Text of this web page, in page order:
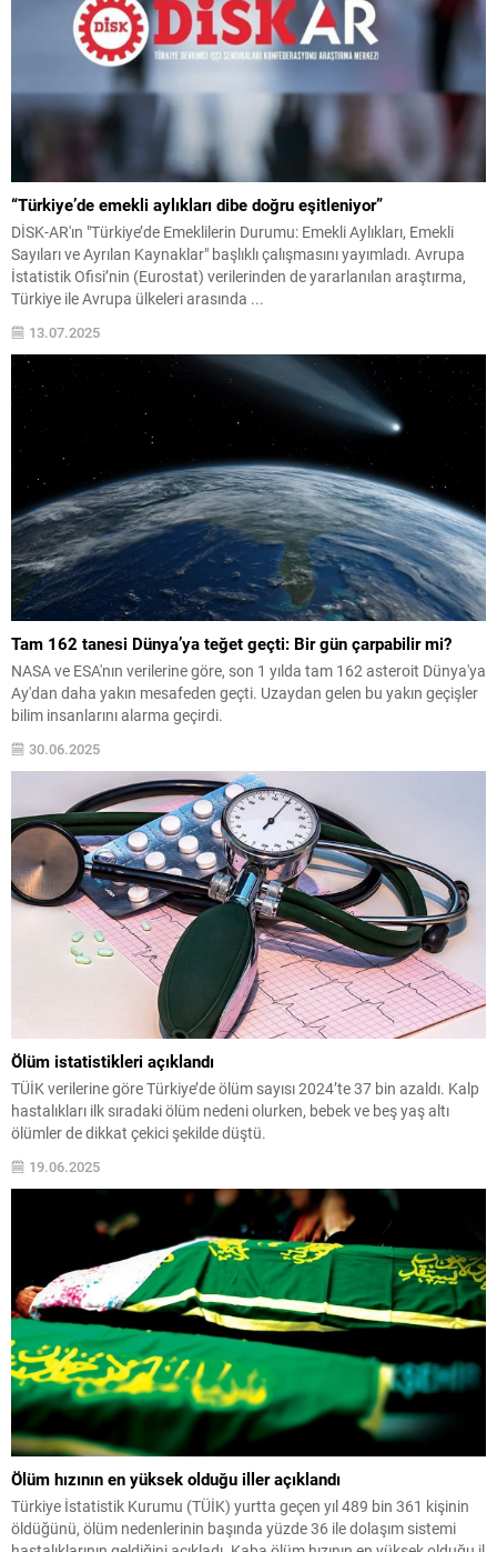
“Türkiye’de emekli aylıkları dibe doğru eşitleniyor”
DİSK-AR'ın "Türkiye’de Emeklilerin Durumu: Emekli Aylıkları, Emekli
Sayıları ve Ayrılan Kaynaklar" başlıklı çalışmasını yayımladı. Avrupa
İstatistik Ofisi’nin (Eurostat) verilerinden de yararlanılan araştırma,
Türkiye ile Avrupa ülkeleri arasında ...
13.07.2025
Tam 162 tanesi Dünya’ya teğet geçti: Bir gün çarpabilir mi?
NASA ve ESA'nın verilerine göre, son 1 yılda tam 162 asteroit Dünya'ya
Ay'dan daha yakın mesafeden geçti. Uzaydan gelen bu yakın geçişler
bilim insanlarını alarma geçirdi.
30.06.2025
Ölüm istatistikleri açıklandı
TÜİK verilerine göre Türkiye’de ölüm sayısı 2024’te 37 bin azaldı. Kalp
hastalıkları ilk sıradaki ölüm nedeni olurken, bebek ve beş yaş altı
ölümler de dikkat çekici şekilde düştü.
19.06.2025
Ölüm hızının en yüksek olduğu iller açıklandı
Türkiye İstatistik Kurumu (TÜİK) yurtta geçen yıl 489 bin 361 kişinin
öldüğünü, ölüm nedenlerinin başında yüzde 36 ile dolaşım sistemi